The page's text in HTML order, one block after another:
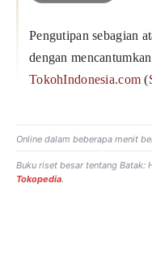
Pengutipan sebagian
dengan
TokohIndonesia.com (
Online dalam beberapa menit
Buku riset besar tentang Batak:
Tokopedia.